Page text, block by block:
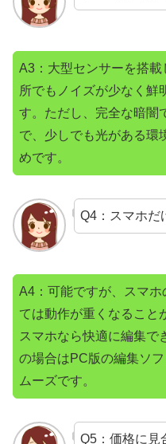
A3：大型センサーを搭
所でもノイズが少なく鮮
す。ただし、完全な暗闇
で、少しでも光がある環
めです。
Q4：スマホだ
A4：可能ですが、スマホ
ては動作が重くなること
スマホなら快適に編集で
の場合はPC版の編集ソ
ムーズです。
Q5：価格に見